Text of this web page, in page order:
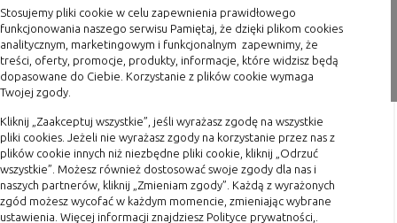
Stosujemy pliki cookie w celu zapewnienia prawidłowego
funkcjonowania naszego serwisu Pamiętaj, że dzięki plikom cookies
analitycznym, marketingowym i funkcjonalnym zapewnimy, że
treści, oferty, promocje, produkty, informacje, które widzisz będą
dopasowane do Ciebie. Korzystanie z plików cookie wymaga
Twojej zgody.
Kliknij „Zaakceptuj wszystkie”, jeśli wyrażasz zgodę na wszystkie
pliki cookies. Jeżeli nie wyrażasz zgody na korzystanie przez nas z
plików cookie innych niż niezbędne pliki cookie, kliknij „Odrzuć
wszystkie”. Możesz również dostosować swoje zgody dla nas i
naszych partnerów, kliknij „Zmieniam zgody”. Każdą z wyrażonych
zgód możesz wycofać w każdym momencie, zmieniając wybrane
ustawienia. Więcej informacji znajdziesz Polityce prywatności,.
internetowej.
Blog
Zakupy
Terminy realizacji
Koszty przesyłki
Dostawa
Reklamacje